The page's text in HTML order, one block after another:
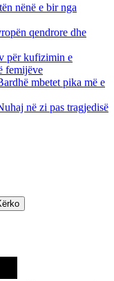
nënë e bir nga
qendrore dhe
për kufizimin e
femijëve
mbetet pika më e
në zi pas tragjedisë